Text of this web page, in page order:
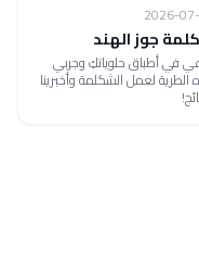
2026-
جوز الهند
في أطباق حلوياتكِ وجربي
الطرية لعمل الشكلمة وأخبرينا